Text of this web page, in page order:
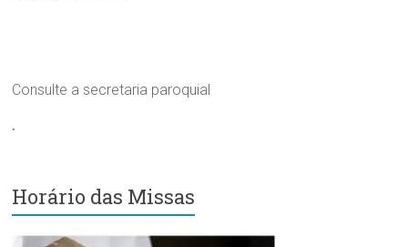
Consulte a secretaria paroquial
.
Horário das Missas